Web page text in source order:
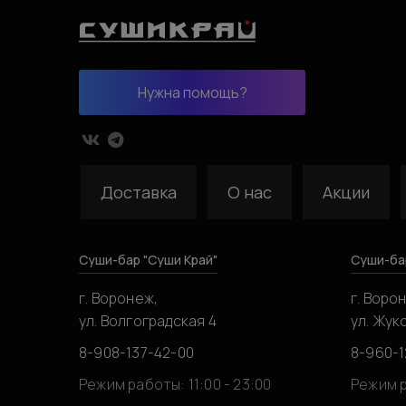
Нужна помощь?
Доставка О нас Акции
Суши-бар "Суши Край"
г. Воронеж,
ул. Волгоградская 4
8-908-137-42-00
Режим работы: 11:00 - 23:00
Суши-
г.
ул.
8-960-
Режим